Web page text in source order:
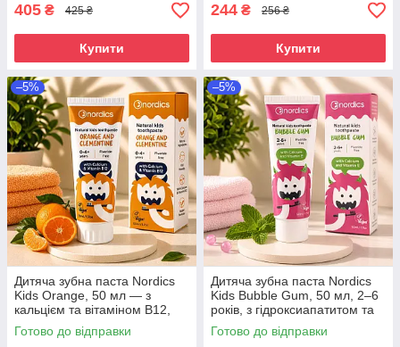
405 ₴ 425 ₴
Купити
244 ₴ 256 ₴
Купити
–5%
Дитяча зубна паста Nordics
Kids Orange, 50 мл — з
кальцієм та вітаміном B12,
без фтору, цитрусовий смак,
від 0 до 4+ років
Готово до відправки
–5%
Дитяча зубна паста Nordics
Kids Bubble Gum, 50 мл, 2–6
років, з гідроксиапатитом та
кальцієм, без фтору, зі
смаком жувальної гумки
Готово до відправки